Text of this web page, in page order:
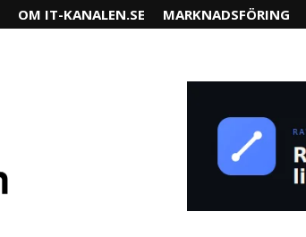
OM IT-KANALEN.SE MARKNADSFÖRING